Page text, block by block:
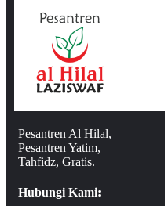
Pesantren Al Hilal,
Pesantren Yatim,
Tahfidz, Gratis.
Hubungi Kami: